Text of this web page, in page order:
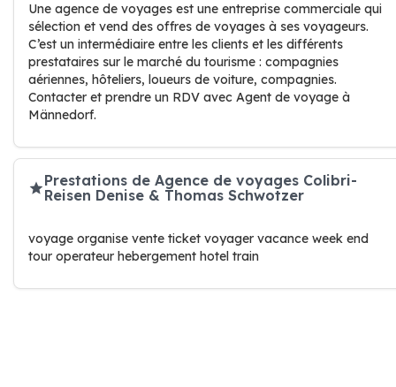
Une agence de voyages est une entreprise commerciale qui
sélection et vend des offres de voyages à ses voyageurs.
C’est un intermédiaire entre les clients et les différents
prestataires sur le marché du tourisme : compagnies
aériennes, hôteliers, loueurs de voiture, compagnies.
Contacter et prendre un RDV avec Agent de voyage à
Männedorf.
Prestations de Agence de voyages Colibri-
Reisen Denise & Thomas Schwotzer
voyage organise vente ticket voyager vacance week end
tour operateur hebergement hotel train